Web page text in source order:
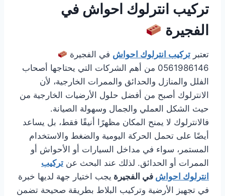
تركيب انترلوك احواش في
الفجيرة
تعتبر تركيب انترلوك احواش في الفجيرة
0561986146 من أهم الشركات التي يحتاجها أصحاب
الفلل والمنازل والحدائق والممرات الخارجية، لأن
الانترلوك أصبح من أفضل حلول الأرضيات الخارجية من
حيث الشكل العملي والجمال وسهولة الصيانة.
فالانترلوك لا يمنح المكان مظهرًا أنيقًا فقط، بل يساعد
أيضًا على تحمل الحركة اليومية والضغط والاستخدام
المستمر، سواء في مداخل السيارات أو الأحواش أو
الممرات أو الحدائق. لذلك عند البحث عن تركيب
انترلوك احواش في الفجيرة يجب اختيار جهة لديها خبرة
في تجهيز الأرضية وتركيب البلاط بطريقة صحيحة تضمن